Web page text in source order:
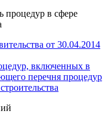
в сфере
от 30.04.2014
включенных в
перечня процедур